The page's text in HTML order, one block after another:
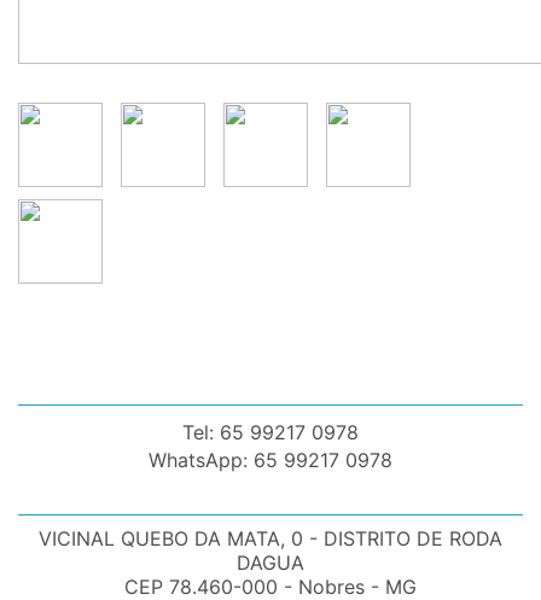
Tel: 65 99217 0978
WhatsApp: 65 99217 0978
VICINAL QUEBO DA MATA, 0 - DISTRITO DE RODA
DAGUA
CEP 78.460-000 - Nobres - MG